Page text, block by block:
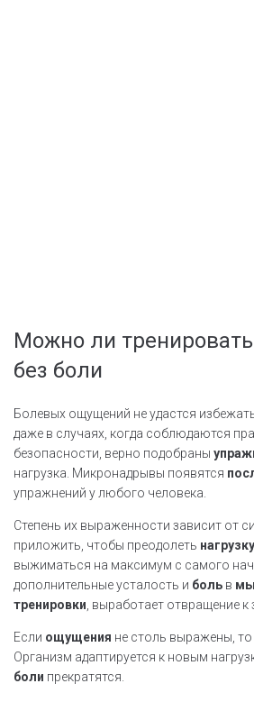
Можно ли
без боли
Болевых ощущений не удастся
даже в случаях, когда соблюдаются
безопасности, верно подобраны
нагрузка. Микронадрывы появятся
упражнений у любого человека.
Степень их выраженности зависит от
приложить, чтобы преодолеть нагрузку
выжиматься на максимум с самого
дополнительные усталость и боль в
тренировки, выработает отвращение
Если ощущения не столь выражены, то
Организм адаптируется к новым
боли прекратятся.